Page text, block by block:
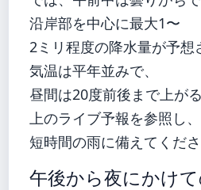
沿岸部を中心に最大1〜
2ミリ程度の降水量が予想
気温は平年並みで、
昼間は20度前後まで上が
上のライブ予報を参照し、
短時間の雨に備えてくださ
午後から夜にかけ